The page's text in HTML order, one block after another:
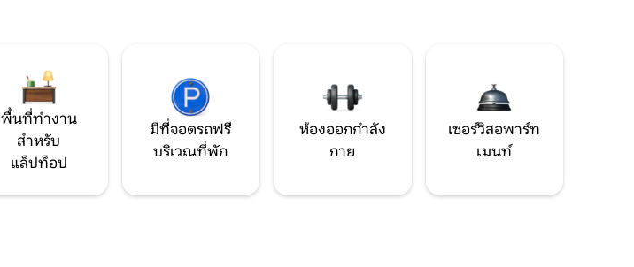
พื้นที่ทำงาน
สำหรับ
แล็ปท็อป
มีที่จอดรถฟรี
บริเวณที่พัก
ห้องออกกำลัง
กาย
เซอร์วิสอพาร์ท
เมนท์